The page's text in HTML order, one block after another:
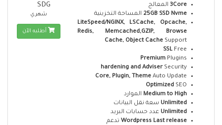
3Core المعالج
25GB SSD Nvme المساحة التخزينية
LiteSpeed/NGINX, LSCache, Opcache,
Redis, Memcached,GZIP, Browse
Cache, Object Cache Support
SSL Free
Premium Plugins
hardening and AdviserSecurity
Core, Plugin, Theme Auto Update
Optimized SEO
Medium to High الموارد
Unlimited سعة نقل البيانات
Unlimited عدد حسابات البريد
Wordpress Last release تدعم
SDG
شهري
أطلبه الآن